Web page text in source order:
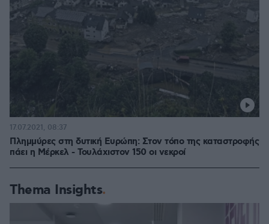
Πλημμύρες στη δυτική Ευρώπη: Στον τόπο της καταστροφής
πάει η Μέρκελ - Τουλάχιστον 150 οι νεκροί
17.07.2021, 08:37
Thema Insights